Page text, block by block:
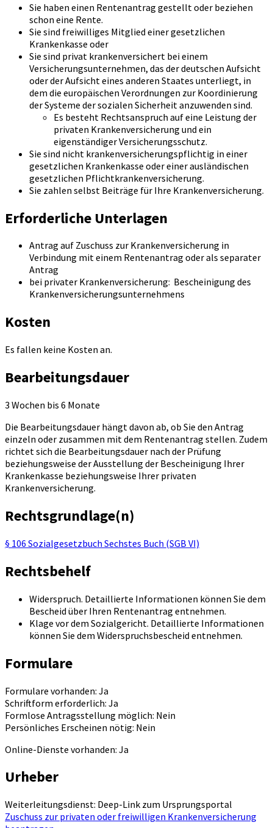
Sie haben einen Rentenantrag gestellt oder beziehen
schon eine Rente.
Sie sind freiwilliges Mitglied einer gesetzlichen
Krankenkasse oder
Sie sind privat krankenversichert bei einem
Versicherungsunternehmen, das der deutschen Aufsicht
oder der Aufsicht eines anderen Staates unterliegt, in
dem die europäischen Verordnungen zur Koordinierung
der Systeme der sozialen Sicherheit anzuwenden sind.
Es besteht Rechtsanspruch auf eine Leistung der
privaten Krankenversicherung und ein
eigenständiger Versicherungsschutz.
Sie sind nicht krankenversicherungspflichtig in einer
gesetzlichen Krankenkasse oder einer ausländischen
gesetzlichen Pflichtkrankenversicherung.
Sie zahlen selbst Beiträge für Ihre Krankenversicherung.
Erforderliche Unterlagen
Antrag auf Zuschuss zur Krankenversicherung in
Verbindung mit einem Rentenantrag oder als separater
Antrag
bei privater Krankenversicherung: Bescheinigung des
Krankenversicherungsunternehmens
Kosten
Es fallen keine Kosten an.
Bearbeitungsdauer
3 Wochen bis 6 Monate
Die Bearbeitungsdauer hängt davon ab, ob Sie den Antrag
einzeln oder zusammen mit dem Rentenantrag stellen. Zudem
richtet sich die Bearbeitungsdauer nach der Prüfung
beziehungsweise der Ausstellung der Bescheinigung Ihrer
Krankenkasse beziehungsweise Ihrer privaten
Krankenversicherung.
Rechtsgrundlage(n)
§ 106 Sozialgesetzbuch Sechstes Buch (SGB VI)
Rechtsbehelf
Widerspruch. Detaillierte Informationen können Sie dem
Bescheid über Ihren Rentenantrag entnehmen.
Klage vor dem Sozialgericht. Detaillierte Informationen
können Sie dem Widerspruchsbescheid entnehmen.
Formulare
Formulare vorhanden: Ja
Schriftform erforderlich: Ja
Formlose Antragsstellung möglich: Nein
Persönliches Erscheinen nötig: Nein
Online-Dienste vorhanden: Ja
Urheber
Weiterleitungsdienst: Deep-Link zum Ursprungsportal
Zuschuss zur privaten oder freiwilligen Krankenversicherung